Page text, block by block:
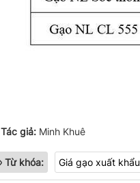
Tác giả: Minh Khuê
Từ khóa: Giá gạo xuất khẩu